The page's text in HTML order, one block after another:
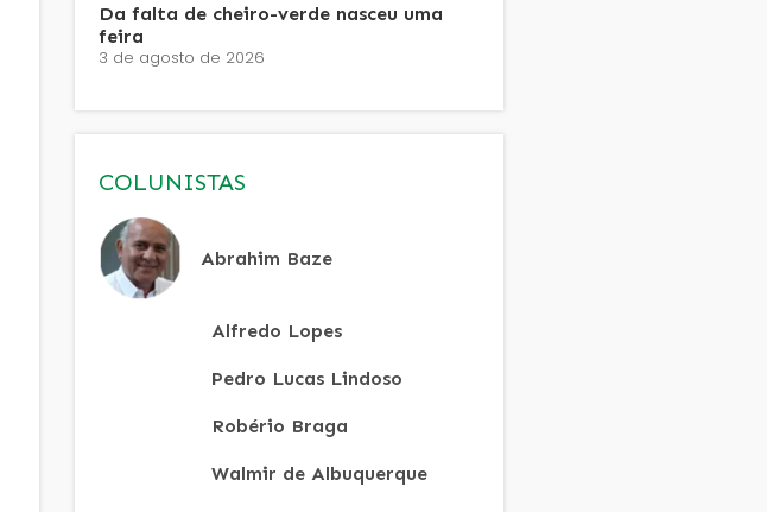
Da falta de cheiro-verde nasceu uma
feira
3 de agosto de 2026
COLUNISTAS
Abrahim Baze
Alfredo Lopes
Pedro Lucas Lindoso
Robério Braga
Walmir de Albuquerque